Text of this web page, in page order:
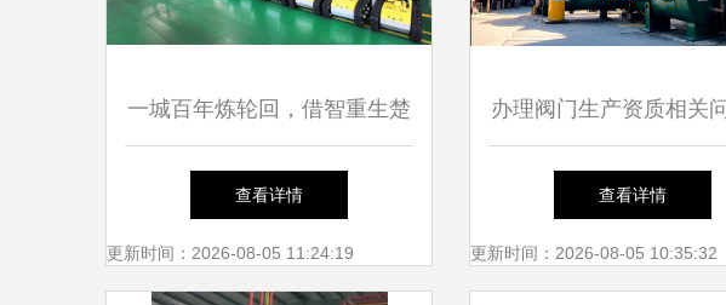
一城百年炼轮回，借智重生楚
天明 聚焦中信重工开诚智能
装备推动资源城市转型升级典
查看详情
更新时间：2026-08-05 11:24:19
办理阀门生产资质相关
析
查看详情
更新时间：2026-08-05 10:35:32